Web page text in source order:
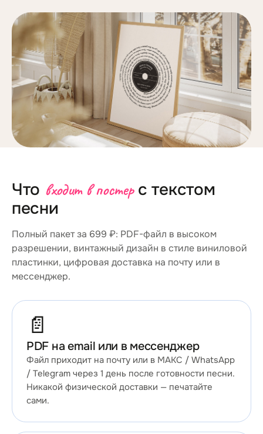
Что входит в постерс текстом
песни
Полный пакет за 699 ₽: PDF-файл в высоком
разрешении, винтажный дизайн в стиле виниловой
пластинки, цифровая доставка на почту или в
мессенджер.
📄
PDF на email или в мессенджер
Файл приходит на почту или в МАКС / WhatsApp
/ Telegram через 1 день после готовности песни.
Никакой физической доставки — печатайте
сами.